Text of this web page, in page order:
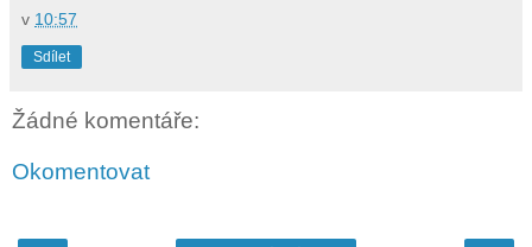
v 10:57
Sdílet
Žádné komentáře:
Okomentovat